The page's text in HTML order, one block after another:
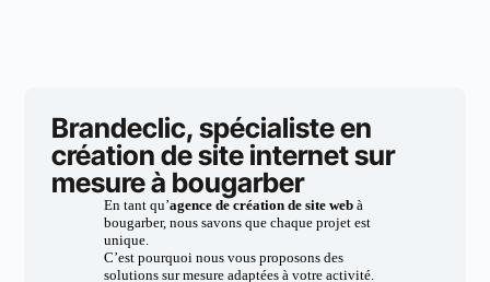
Brandeclic, spécialiste en
création de site internet sur
mesure à bougarber
En tant qu’agence de création de site webà
bougarber, nous savons que chaque projet est
unique.
C’est pourquoi nous vous proposons des
solutions sur mesure adaptées à votre activité.